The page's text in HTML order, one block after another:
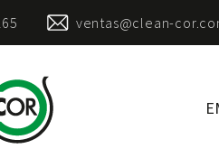
ventas@clean-